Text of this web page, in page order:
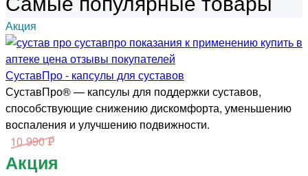
Акция
СуставПро - капсулы для суставов
СуставПро® — капсулы для поддержки суставов,
способствующие снижению дискомфорта, уменьшению
воспаления и улучшению подвижности.
10 990 ₽
Акция